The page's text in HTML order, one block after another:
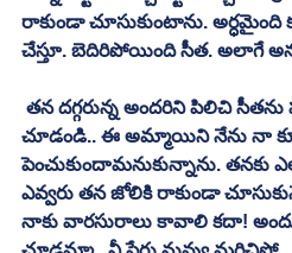
రాకుండా చూసుకుంటాను. అర్ధమైంది
చేస్తూ. బెదిరిపోయింది సీత. అలాగే
చూడండి.. ఈ అమ్మాయిని నేను నా
పెంచుకుందామనుకున్నాను. తనకు
ఎవ్వరు తన జోలికి రాకుండా
నాకు వారసురాలు కావాలి కదా!